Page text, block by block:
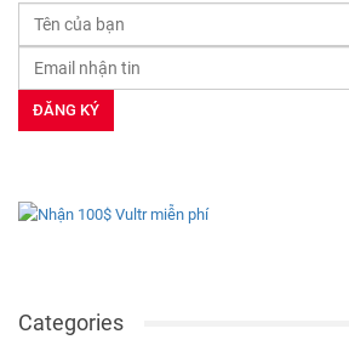
Categories